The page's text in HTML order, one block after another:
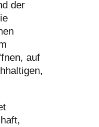
der
auf